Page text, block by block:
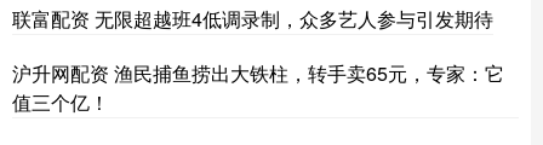
联富配资 无限超越班4低调录制，众多艺人参与引发期待
沪升网配资 渔民捕鱼捞出大铁柱，转手卖65元，专家：它
值三个亿！